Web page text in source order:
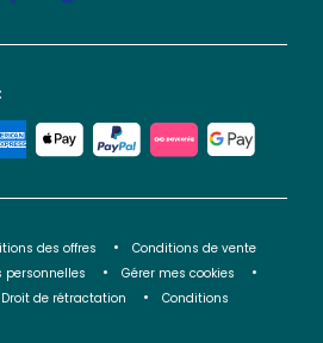
des offres
Conditions de vente
personnelles
Gérer mes cookies
Droit de rétractation
Conditions